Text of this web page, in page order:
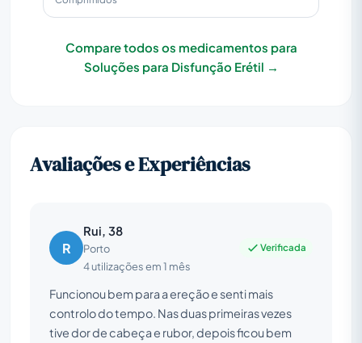
Compare todos os medicamentos para
Soluções para Disfunção Erétil →
Avaliações e Experiências
R
Rui, 38
Porto
4 utilizações em 1 mês
Verificada
Funcionou bem para a ereção e senti mais
controlo do tempo. Nas duas primeiras vezes
tive dor de cabeça e rubor, depois ficou bem